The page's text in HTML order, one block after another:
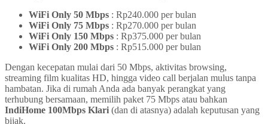
WiFi Only 50 Mbps : Rp240.000 per bulan
WiFi Only 75 Mbps : Rp270.000 per bulan
WiFi Only 150 Mbps : Rp375.000 per bulan
WiFi Only 200 Mbps : Rp515.000 per bulan
Dengan kecepatan mulai dari 50 Mbps, aktivitas browsing,
streaming film kualitas HD, hingga video call berjalan mulus tanpa
hambatan. Jika di rumah Anda ada banyak perangkat yang
terhubung bersamaan, memilih paket 75 Mbps atau bahkan
IndiHome 100Mbps Klari (dan di atasnya) adalah keputusan yang
bijak.